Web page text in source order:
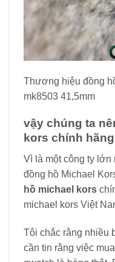
Thương hiệu đồng
mk8503 41,5mm
vậy chúng ta
kors chính hãng
Vì là một công ty lớn
đồng hồ Michael
hồ michael kors
michael kors Việt
Tôi chắc rằng nhiều
cần tin rằng việc